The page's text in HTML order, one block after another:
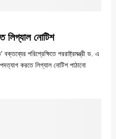
লিগ্যাল নোটিশ
পরিপ্রেক্ষিতে পররাষ্ট্রমন্ত্রী ড. এ
করতে লিগ্যাল নোটিশ পাঠানো